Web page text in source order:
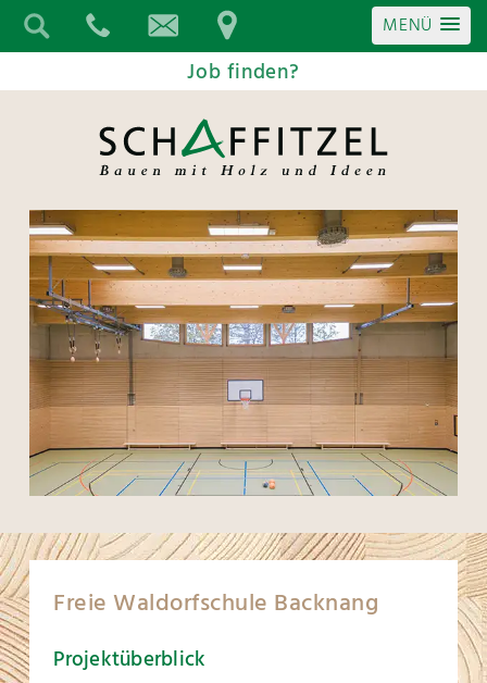
MENÜ
Job finden?
Freie Waldorfschule Backnang
Projektüberblick